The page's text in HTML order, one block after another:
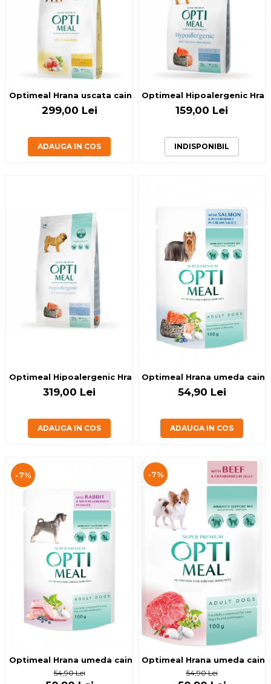
Optimeal Hrana uscata caini adulti de talie mare - cu Pui,
299,00 Lei
ADAUGA IN COS
Optimeal Hipoalergenic
159,00 Lei
INDISPONIBIL
Optimeal Hipoalergenic Hrana uscata caini adulti de talie
319,00 Lei
ADAUGA IN COS
Optimeal Hrana umeda
54,90 Lei
ADAUGA IN COS
-7%
Optimeal Hrana umeda caini adulti, cu iepure si afine in
54,90 Lei
-7%
Optimeal Hrana umeda
54,90 Lei